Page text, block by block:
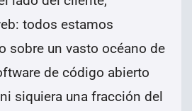
todos estamos
sobre un vasto océano de
de código abierto
siquiera una fracción del